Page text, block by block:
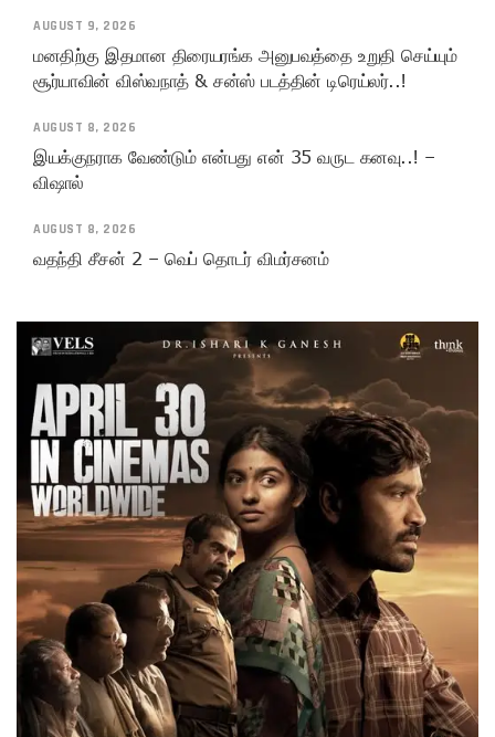
AUGUST 9, 2026
மனதிற்கு இதமான திரையரங்க அனுபவத்தை உறுதி செய்யும்
சூர்யாவின் விஸ்வநாத் & சன்ஸ் படத்தின் டிரெய்லர்..!
AUGUST 8, 2026
இயக்குநராக வேண்டும் என்பது என் 35 வருட கனவு..! –
விஷால்
AUGUST 8, 2026
வதந்தி சீசன் 2 – வெப் தொடர் விமர்சனம்